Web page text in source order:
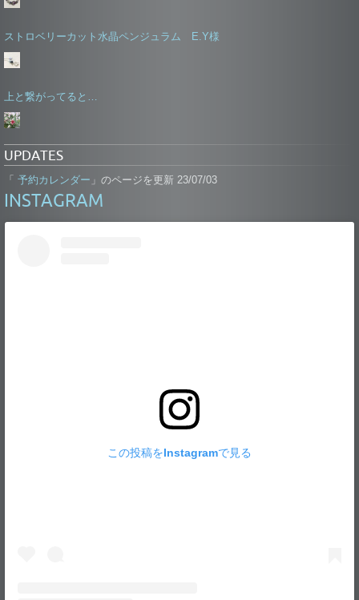
ストロベリーカット水晶ペンジュラム E.Y様
上と繋がってると…
UPDATES
「 予約カレンダー 」のページを更新 23/07/03
INSTAGRAM
この投稿をInstagramで見る